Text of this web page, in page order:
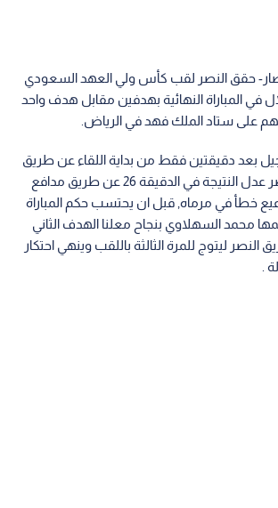
حقق النصر لقب كأس ولي العهد السعودي
في المباراة النهائية بهدفين مقابل هدف واحد
على ستاد الملك فهد في الرياض.
بعد دقيقتين فقط من بداية اللقاء عن طريق
ناصر الشمراني, النصر عدل النتيجة في الدقيقة 26 عن طريق مدافع
خطأ في مرماه, قبل ان يحتسب حكم المباراة
محمد السهلاوي بنجاح معلنا الهدف الثاني
ليتوج للمرة الثالثة باللقب وينهي احتكار
.